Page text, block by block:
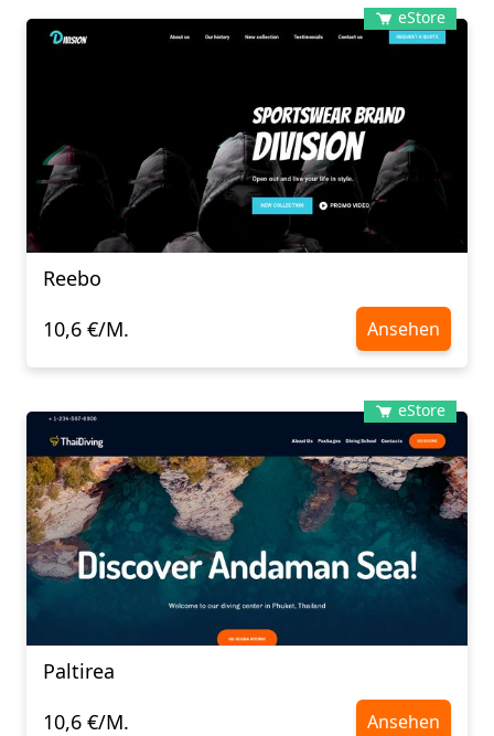
eStore
Reebo
10,6 €/M.
Ansehen
eStore
Paltirea
10,6 €/M.
Ansehen